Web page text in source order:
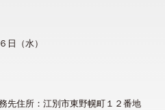
（水）
住所：江別市東野幌町１２番地